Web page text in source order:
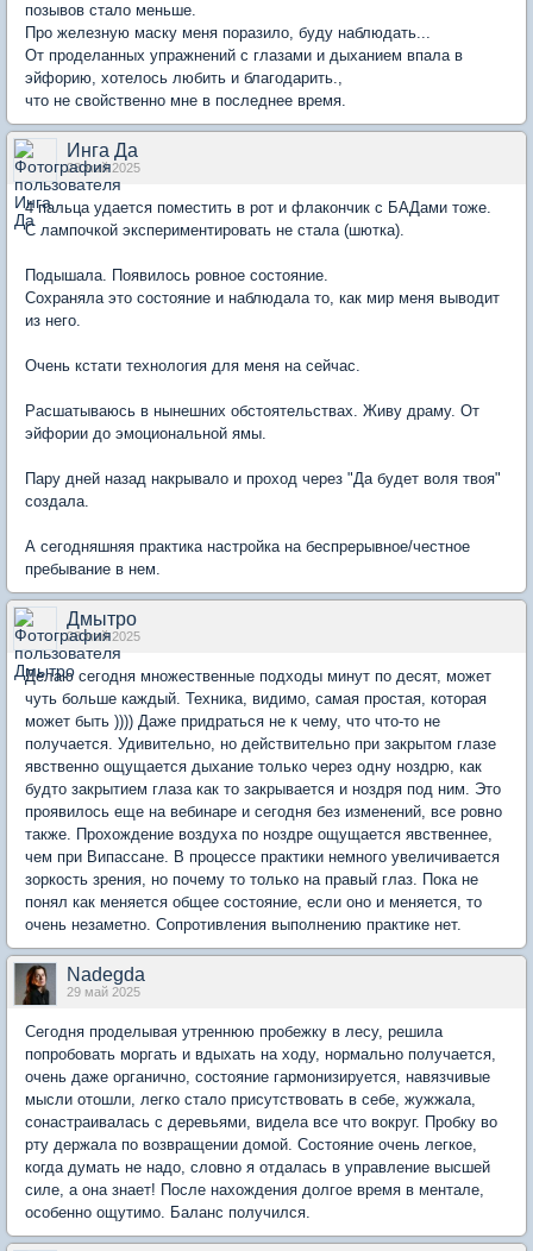
позывов стало меньше.
Про железную маску меня поразило, буду наблюдать...
От проделанных упражнений с глазами и дыханием впала в
эйфорию, хотелось любить и благодарить.,
что не свойственно мне в последнее время.
Инга Да
28 май 2025
4 пальца удается поместить в рот и флакончик с БАДами тоже.
С лампочкой экспериментировать не стала (шютка).
Подышала. Появилось ровное состояние.
Сохраняла это состояние и наблюдала то, как мир меня выводит
из него.
Очень кстати технология для меня на сейчас.
Расшатываюсь в нынешних обстоятельствах. Живу драму. От
эйфории до эмоциональной ямы.
Пару дней назад накрывало и проход через "Да будет воля твоя"
создала.
А сегодняшняя практика настройка на беспрерывное/честное
пребывание в нем.
Дмытро
28 май 2025
Делаю сегодня множественные подходы минут по десят, может
чуть больше каждый. Техника, видимо, самая простая, которая
может быть )))) Даже придраться не к чему, что что-то не
получается. Удивительно, но действительно при закрытом глазе
явственно ощущается дыхание только через одну ноздрю, как
будто закрытием глаза как то закрывается и ноздря под ним. Это
проявилось еще на вебинаре и сегодня без изменений, все ровно
также. Прохождение воздуха по ноздре ощущается явственнее,
чем при Випассане. В процессе практики немного увеличивается
зоркость зрения, но почему то только на правый глаз. Пока не
понял как меняется общее состояние, если оно и меняется, то
очень незаметно. Сопротивления выполнению практике нет.
Nadegda
29 май 2025
Сегодня проделывая утреннюю пробежку в лесу, решила
попробовать моргать и вдыхать на ходу, нормально получается,
очень даже органично, состояние гармонизируется, навязчивые
мысли отошли, легко стало присутствовать в себе, жужжала,
сонастраивалась с деревьями, видела все что вокруг. Пробку во
рту держала по возвращении домой. Состояние очень легкое,
когда думать не надо, словно я отдалась в управление высшей
силе, а она знает! После нахождения долгое время в ментале,
особенно ощутимо. Баланс получился.